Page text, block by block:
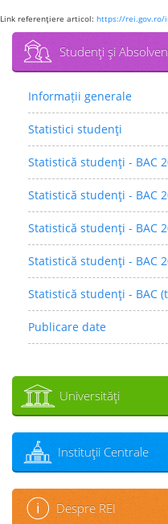
Link referenţiere articol: https://rei.gov.ro/
Studenţi şi
Informații generale
Statistici studenţi
Statistică studenţi - BAC
Statistică studenţi - BAC
Statistică studenţi - BAC
Statistică studenţi - BAC
Statistică studenţi - BAC
Publicare date
Universităţi
Instituţii Centrale
Despre REI